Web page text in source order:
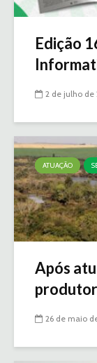
Edição
2 de julho de
ATUAÇÃO
Após
26 de maio